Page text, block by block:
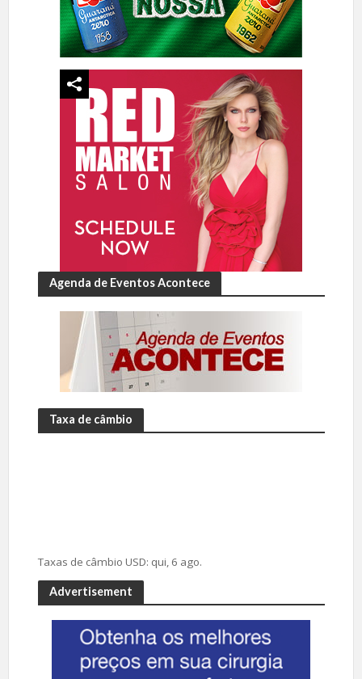
Agenda de Eventos Acontece
Taxa de câmbio
Taxas de câmbio USD: qui, 6 ago.
Advertisement